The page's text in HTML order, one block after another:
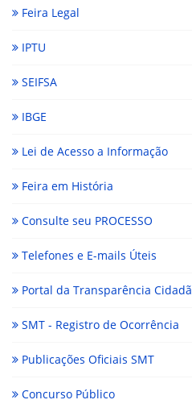
Feira Legal
IPTU
SEIFSA
IBGE
Lei de Acesso a Informação
Feira em História
Consulte seu PROCESSO
Telefones e E-mails Úteis
Portal da Transparência Cidadã
SMT - Registro de Ocorrência
Publicações Oficiais SMT
Concurso Público